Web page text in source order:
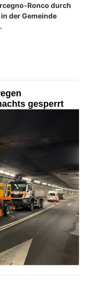
Ronco durch
der Gemeinde
gesperrt